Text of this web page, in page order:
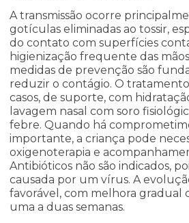
A transmissão ocorre
gotículas eliminadas ao tossir,
do contato com superfícies
higienização frequente das
medidas de prevenção são
reduzir o contágio. O tratamento
casos, de suporte, com
lavagem nasal com soro
febre. Quando há
importante, a criança pode
oxigenoterapia e
Antibióticos não são indicados,
causada por um vírus. A
favorável, com melhora gradual
uma a duas semanas.